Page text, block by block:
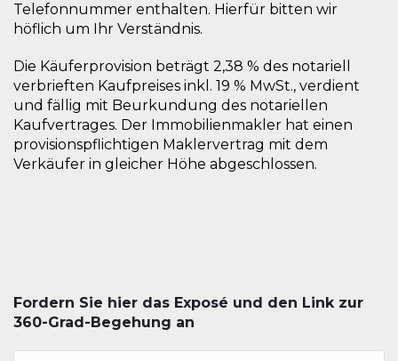
Telefonnummer enthalten. Hierfür bitten wir
höflich um Ihr Verständnis.
Die Käuferprovision beträgt 2,38 % des notariell
verbrieften Kaufpreises inkl. 19 % MwSt., verdient
und fällig mit Beurkundung des notariellen
Kaufvertrages. Der Immobilienmakler hat einen
provisionspflichtigen Maklervertrag mit dem
Verkäufer in gleicher Höhe abgeschlossen.
Fordern Sie hier das Exposé und den Link zur
360-Grad-Begehung an